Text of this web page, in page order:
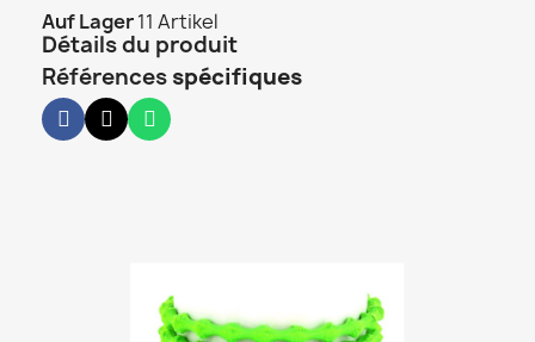
Auf Lager11 Artikel
Détails du produit
Références spécifiques